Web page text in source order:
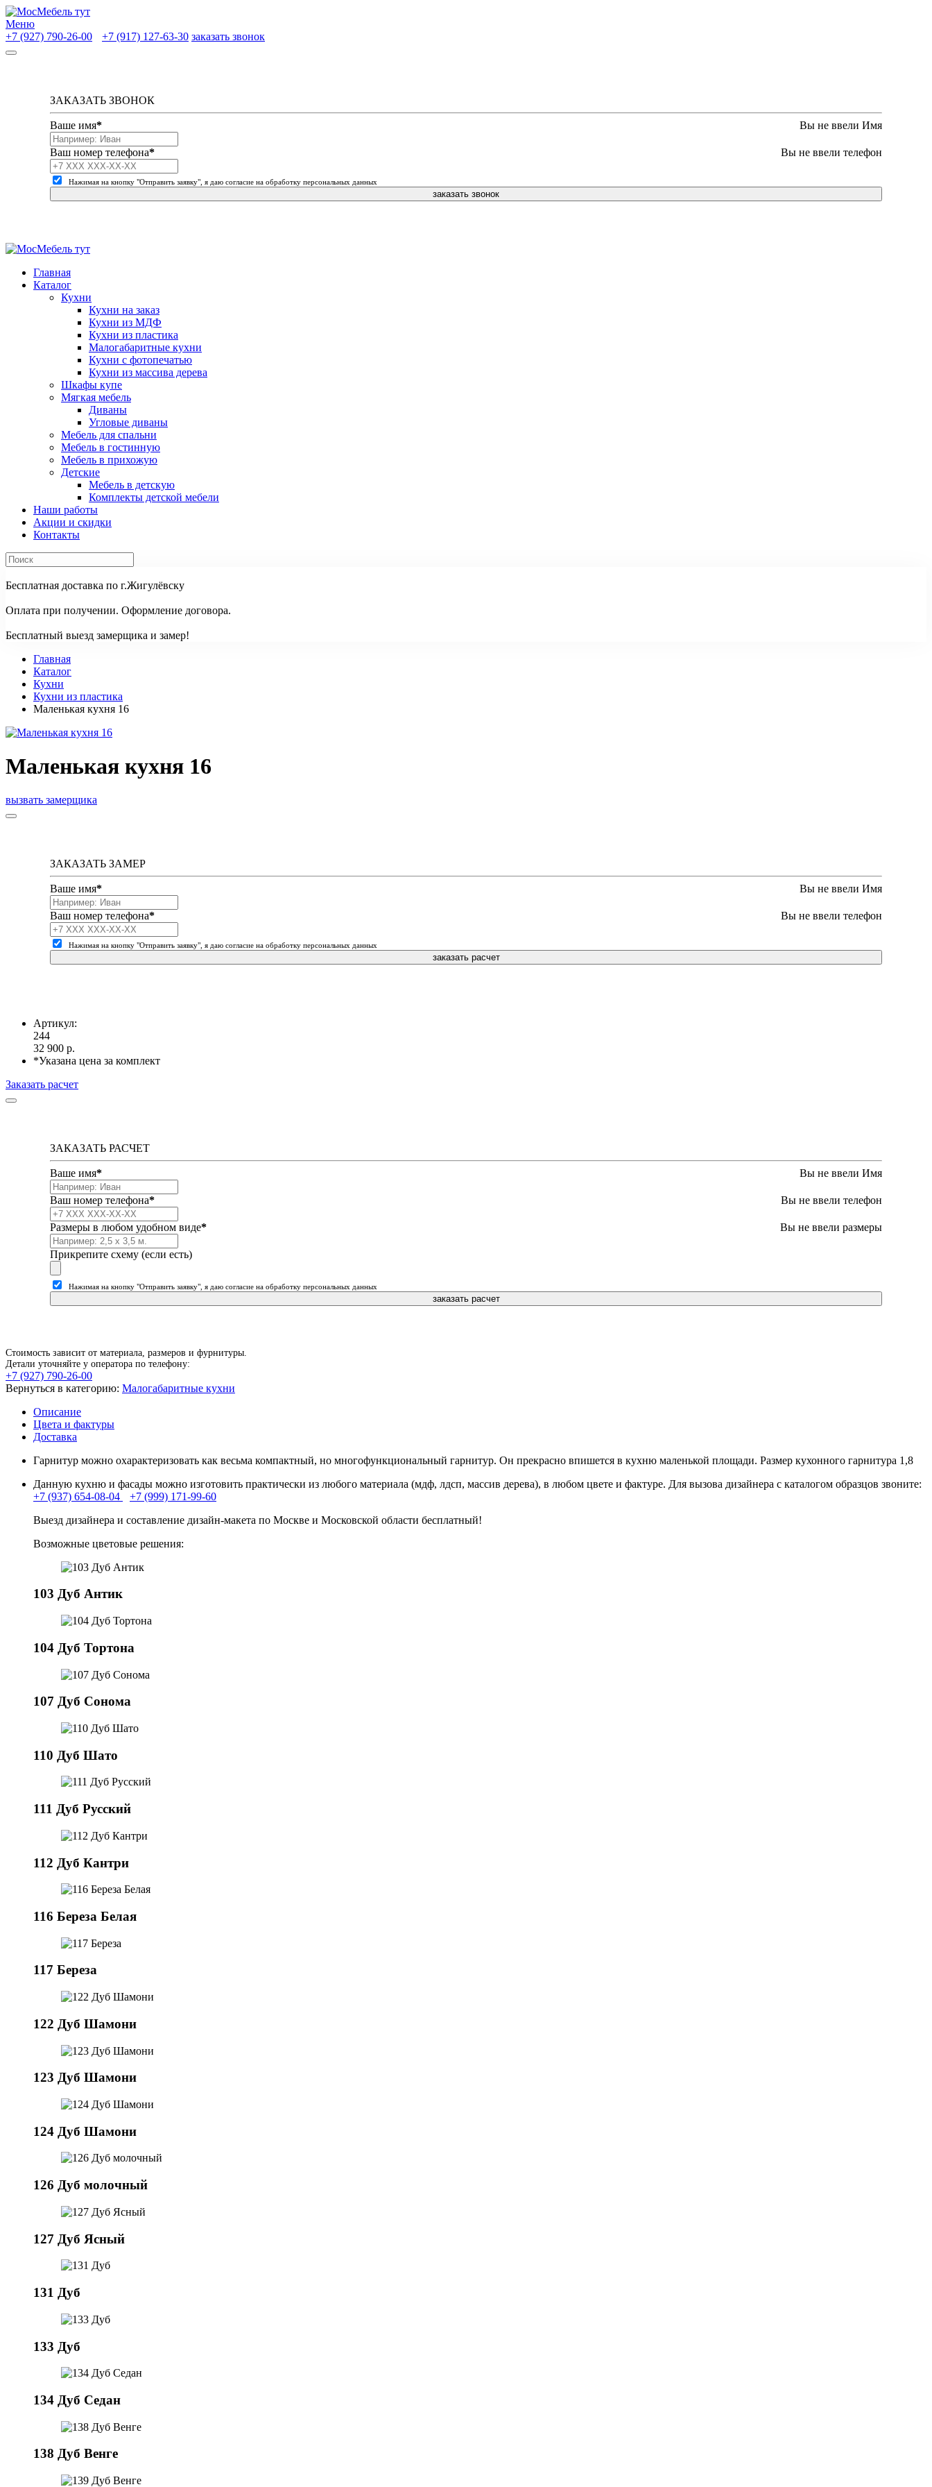
Меню
+7 (927) 790-26-00
+7 (917) 127-63-30 заказать звонок
ЗАКАЗАТЬ ЗВОНОК
Ваше имя* Вы не ввели Имя
Ваш номер телефона* Вы не ввели телефон
Нажимая на кнопку "Отправить заявку", я даю согласие на обработку персональных данных
заказать звонок
Главная
Каталог
Кухни
Кухни на заказ
Кухни из МДФ
Кухни из пластика
Малогабаритные кухни
Кухни с фотопечатью
Кухни из массива дерева
Шкафы купе
Мягкая мебель
Диваны
Угловые диваны
Мебель для спальни
Мебель в гостинную
Мебель в прихожую
Детские
Мебель в детскую
Комплекты детской мебели
Наши работы
Акции и скидки
Контакты
Бесплатная доставка по г.Жигулёвску
Оплата при получении. Оформление договора.
Бесплатный выезд замерщика и замер!
Главная
Каталог
Кухни
Кухни из пластика
Маленькая кухня 16
Маленькая кухня 16
вызвать замерщика
ЗАКАЗАТЬ ЗАМЕР
Ваше имя* Вы не ввели Имя
Ваш номер телефона* Вы не ввели телефон
Нажимая на кнопку "Отправить заявку", я даю согласие на обработку персональных данных
заказать расчет
Артикул:
244
32 900 р.
*Указана цена за комплект
Заказать расчет
ЗАКАЗАТЬ РАСЧЕТ
Ваше имя* Вы не ввели Имя
Ваш номер телефона* Вы не ввели телефон
Размеры в любом удобном виде* Вы не ввели размеры
Прикрепите схему (если есть)
Нажимая на кнопку "Отправить заявку", я даю согласие на обработку персональных данных
заказать расчет
Стоимость зависит от материала, размеров и фурнитуры.
Детали уточняйте у оператора по телефону:
+7 (927) 790-26-00
Вернуться в категорию: Малогабаритные кухни
Описание
Цвета и фактуры
Доставка
Гарнитур можно охарактеризовать как весьма компактный, но многофункциональный гарнитур. Он прекрасно впишется в кухню маленькой площади. Размер кухонного гарнитура 1,8
Данную кухню и фасады можно изготовить практически из любого материала (мдф, лдсп, массив дерева), в любом цвете и фактуре. Для вызова дизайнера с каталогом образцов звоните:
+7 (937) 654-08-04
+7 (999) 171-99-60
Выезд дизайнера и составление дизайн-макета по Москве и Московской области бесплатный!
Возможные цветовые решения:
103 Дуб Антик
104 Дуб Тортона
107 Дуб Сонома
110 Дуб Шато
111 Дуб Русский
112 Дуб Кантри
116 Береза Белая
117 Береза
122 Дуб Шамони
123 Дуб Шамони
124 Дуб Шамони
126 Дуб молочный
127 Дуб Ясный
131 Дуб
133 Дуб
134 Дуб Седан
138 Дуб Венге